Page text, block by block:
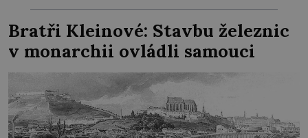
cejchu zrádce se už nezbaví… Tři roky
stačily! Škola pro něj není. Jindřich Michal
Hýzrle z Chodů (1575–1665) se v ní nudí. 10letý
chlapec chce procestovat […]
Bratři Kleinové: Stavbu železnic
v monarchii ovládli samouci